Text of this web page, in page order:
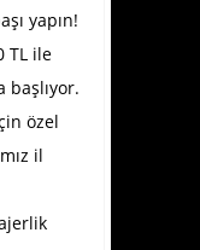
yapın!
TL ile
başlıyor.
özel
il